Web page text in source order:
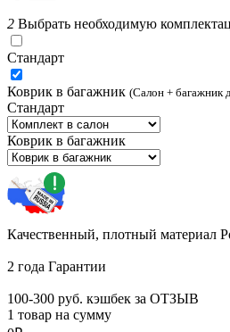
2 Выбрать необходимую
Стандарт
Коврик в багажник (Салон + багажник
Стандарт
Коврик в багажник
Качественный, плотный материал
2 года Гарантии
100-300 руб. кэшбек за ОТЗЫВ
1 товар на сумму